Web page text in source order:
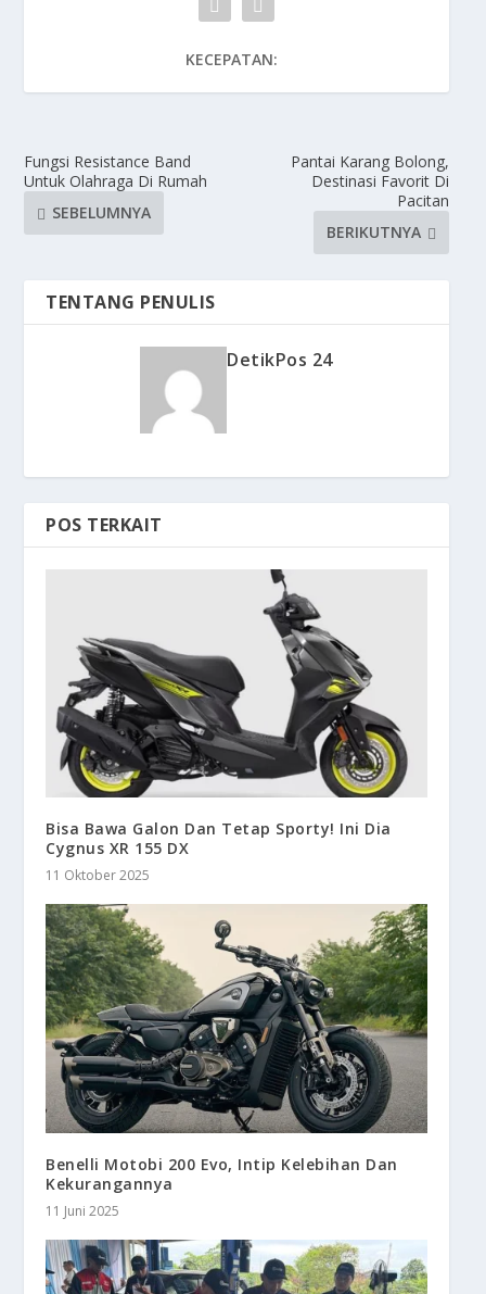
KECEPATAN:
Fungsi Resistance Band
Untuk Olahraga Di Rumah
SEBELUMNYA
Pantai Karang Bolong,
Destinasi Favorit Di
Pacitan
BERIKUTNYA
TENTANG PENULIS
DetikPos 24
POS TERKAIT
Bisa Bawa Galon Dan Tetap Sporty! Ini Dia
Cygnus XR 155 DX
11 Oktober 2025
Benelli Motobi 200 Evo, Intip Kelebihan Dan
Kekurangannya
11 Juni 2025